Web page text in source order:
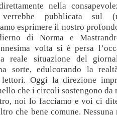
nella
pubblicata sul
esprimere il nostro
di Norma e
volta si è persa
reale situazione del
sorte, edulcorando la
lettori. Oggi la direzione
che i circoli sostengono da
noi lo facciamo e voi ci
che bene comune.